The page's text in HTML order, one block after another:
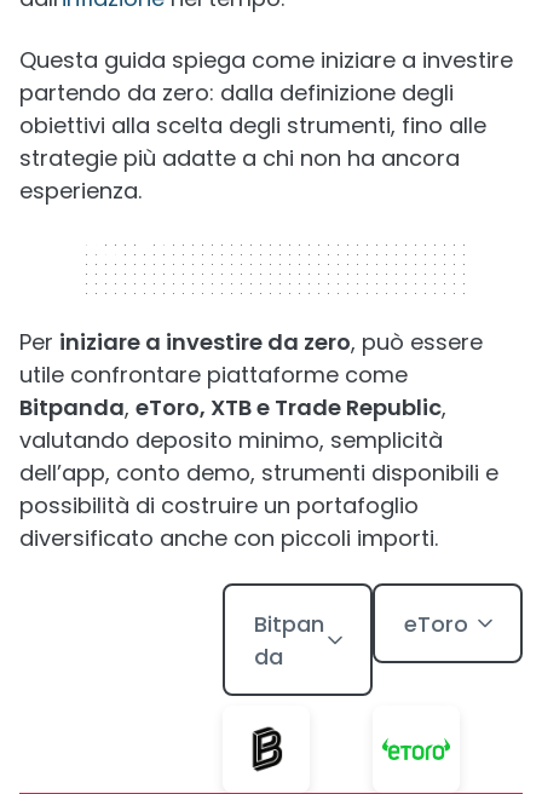
Questa guida spiega come iniziare a investire
partendo da zero: dalla definizione degli
obiettivi alla scelta degli strumenti, fino alle
strategie più adatte a chi non ha ancora
esperienza.
320 x 50
Per iniziare a investire da zero, può essere
utile confrontare piattaforme come
Bitpanda, eToro, XTB e Trade Republic,
valutando deposito minimo, semplicità
dell’app, conto demo, strumenti disponibili e
possibilità di costruire un portafoglio
diversificato anche con piccoli importi.
Bitpan
da
eToro